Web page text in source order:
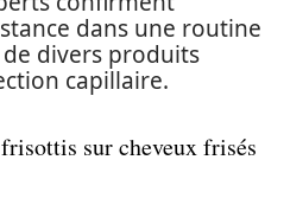
dans une routine
divers produits
capillaire.
sur cheveux frisés